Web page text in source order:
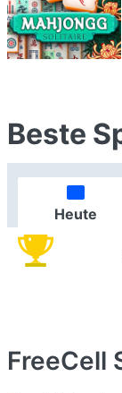
Beste
Heute
FreeCell